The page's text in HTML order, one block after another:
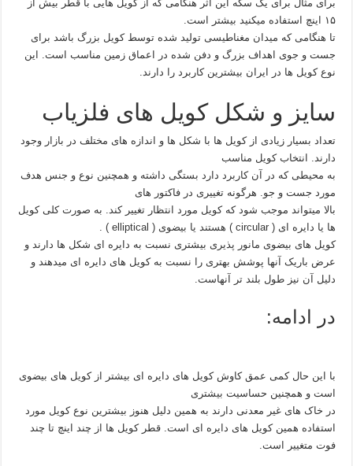
برای مثال برای یک سکه این اثر هنگامی که از کویل هایی با قطر بیش از
۱۵ اینچ استفاده میکنید بیشتر است.
تا هنگامی که میدان مغناطیسی تولید شده توسط کویل بزرگ باشد برای
جست و جوی اهداف بزرگ و دفن شده در اعماق زمین مناسب است. این
نوع کویل ها در ایران بیشترین کاربرد را دارند.
سایز و شکل کویل های فلزیاب
تعداد بسیار زیادی از کویل ها با شکل ها و اندازه های مختلف در بازار وجود
دارند. انتخاب کویل مناسب
به محیطی که در آن کاربرد دارد بستگی داشته و همچنین نوع و جنس هدف
مورد جست و جو. هرگونه تغییری در فاکتور های
بالا میتواند موجب شود که کویل مورد انتظار تغییر کند. به صورت کلی کویل
ها یا دایره ای ( circular ) هستند یا بیضوی ( elliptical ) .
کویل های بیضوی مانور پذیری بیشتری نسبت به دایره ای شکل ها دارند و
عرض باریک آنها پوشش بهتری را نسبت به کویل های دایره ای میدهند و
دلیل آن نیز طول بلند تر آنهاست.
در ادامه:
با این حال کمی عمق کاوش کویل های دایره ای بیشتر از کویل های بیضوی
است و همچنین حساسیت بیشتری
در خاک های غیر معدنی دارند به همین دلیل هنوز بیشترین نوع کویل مورد
استفاده همین کویل های دایره ای است. قطر کویل ها از چند اینچ تا چند
فوت متغییر است.